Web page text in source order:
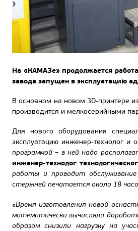
На «КАМАЗе» продолжается
завода запущен в эксплуатацию
В основном на новом 3D-принтере
производится и мелкосерийными
Для нового оборудования
эксплуатацию инженер-технолог и
программой – в ней надо
инженер-технолог
работы и проводит
стержней печатается около 18
«Время изготовления новой
математически вычисляли
образом снизили нагрузку на